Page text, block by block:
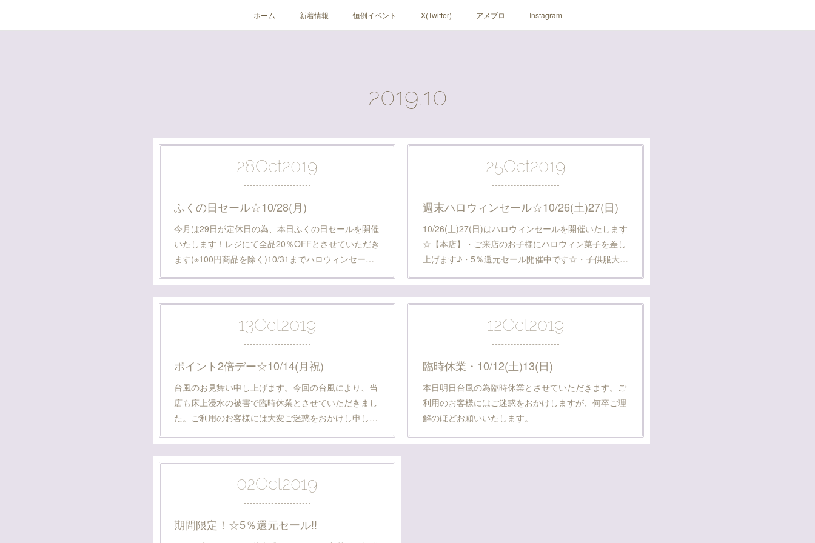
ホーム 新着情報 恒例イベント X(Twitter) アメブロ Instagram
2019.10
28Oct2019
ふくの日セール☆10/28(月)
今月は29日が定休日の為、本日ふくの日セールを開催
いたします！レジにて全品20％OFFとさせていただき
ます(※100円商品を除く)10/31までハロウィンセー…
25Oct2019
週末ハロウィンセール☆10/26(土)27(日)
10/26(土)27(日)はハロウィンセールを開催いたします
☆【本店】・ご来店のお子様にハロウィン菓子を差し
上げます♪・5％還元セール開催中です☆・子供服大…
13Oct2019
ポイント2倍デー☆10/14(月祝)
台風のお見舞い申し上げます。今回の台風により、当
店も床上浸水の被害で臨時休業とさせていただきまし
た。ご利用のお客様には大変ご迷惑をおかけし申し…
12Oct2019
臨時休業・10/12(土)13(日)
本日明日台風の為臨時休業とさせていただきます。ご
利用のお客様にはご迷惑をおかけしますが、何卒ご理
解のほどお願いいたします。
02Oct2019
期間限定！☆5％還元セール!!